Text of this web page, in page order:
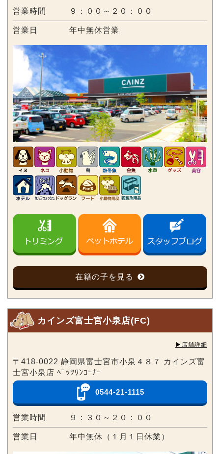
営業時間 ９：００～２０：００
営業日 年中無休営業
在籍の子を見る
カインズ富士宮小泉店(FC)
▶︎店舗詳細
〒418-0022 静岡県富士宮市小泉４８７ カインズ富
士宮小泉店 ﾍﾟｯﾂﾜﾝｺｰﾅｰ
0544-21-1115
営業時間 ９：３０～２０：００
営業日 年中無休（１月１日休業）